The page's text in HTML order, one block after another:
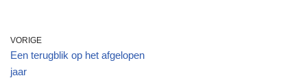
VORIGE
Een terugblik op het afgelopen
jaar